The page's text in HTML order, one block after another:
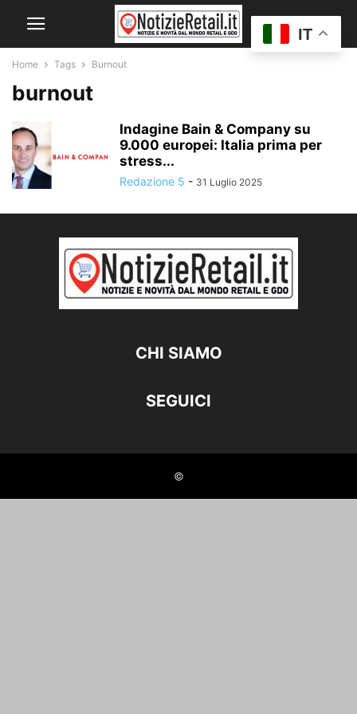
Home Tags Burnout
burnout
Indagine Bain & Company su
9.000 europei: Italia prima per
stress...
Redazione 5 - 31 Luglio 2025
CHI SIAMO
SEGUICI
©
IT